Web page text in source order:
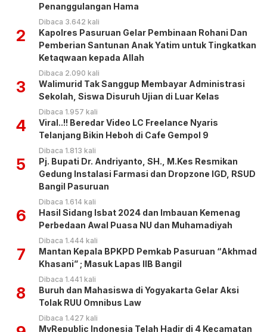
Penanggulangan Hama
Dibaca 3.642 kali
2
Kapolres Pasuruan Gelar Pembinaan Rohani Dan
Pemberian Santunan Anak Yatim untuk Tingkatkan
Ketaqwaan kepada Allah
Dibaca 2.090 kali
3
Walimurid Tak Sanggup Membayar Administrasi
Sekolah, Siswa Disuruh Ujian di Luar Kelas
Dibaca 1.957 kali
4
Viral..!! Beredar Video LC Freelance Nyaris
Telanjang Bikin Heboh di Cafe Gempol 9
Dibaca 1.813 kali
5
Pj. Bupati Dr. Andriyanto, SH., M.Kes Resmikan
Gedung Instalasi Farmasi dan Dropzone IGD, RSUD
Bangil Pasuruan
Dibaca 1.614 kali
6
Hasil Sidang Isbat 2024 dan Imbauan Kemenag
Perbedaan Awal Puasa NU dan Muhamadiyah
Dibaca 1.444 kali
7
Mantan Kepala BPKPD Pemkab Pasuruan “Akhmad
Khasani” ; Masuk Lapas IIB Bangil
Dibaca 1.441 kali
8
Buruh dan Mahasiswa di Yogyakarta Gelar Aksi
Tolak RUU Omnibus Law
Dibaca 1.427 kali
MyRepublic Indonesia Telah Hadir di 4 Kecamatan